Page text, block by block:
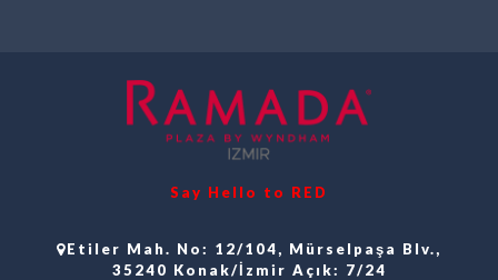
Say Hello to RED
Etiler Mah. No: 12/104, Mürselpaşa Blv.,
35240 Konak/İzmir Açık: 7/24